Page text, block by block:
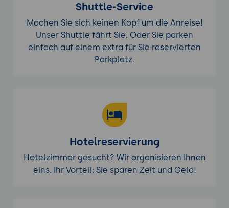
Shuttle-Service
Machen Sie sich keinen Kopf um die Anreise!
Unser Shuttle fährt Sie. Oder Sie parken
einfach auf einem extra für Sie reservierten
Parkplatz.
Hotelreservierung
Hotelzimmer gesucht? Wir organisieren Ihnen
eins. Ihr Vorteil: Sie sparen Zeit und Geld!